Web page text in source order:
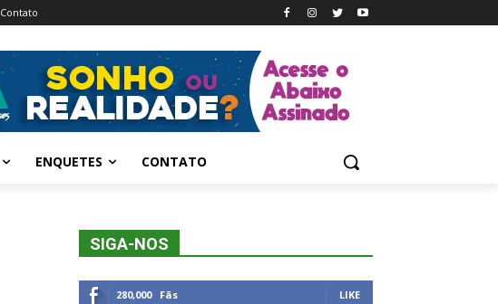
Contato
ENQUETES CONTATO
SIGA-NOS
280,000 Fãs LIKE